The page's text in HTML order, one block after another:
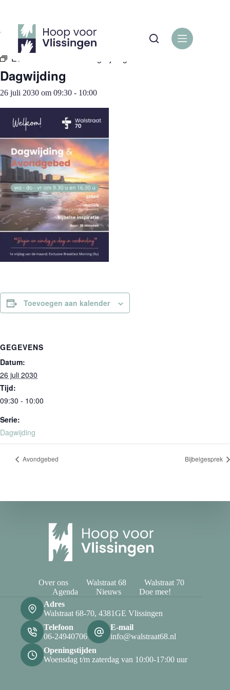
inhoud
« Alle Evenementen
Evenementenreeks:
Dagwijding
26 juli 2030 om 09:30 - 10:00
Toevoegen aan kalender
GEGEVENS
Datum:
26 juli 2030
Tijd:
09:30 - 10:00
Serie:
Dagwijding
Avondgebed Bijbelgesprek
Over ons Walstraat 68
Walstraat 70
Agenda
Nieuws
Doe mee!
Adres
Walstraat 68-70, 4381GE Vlissingen
Telefoon
06-24940706
E-mail
info@walstraat68.nl
Openingstijden
Woensdag t/m zaterdag van 10:00-17:00 uur